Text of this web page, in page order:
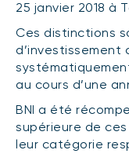
(FNB)
À propos des
FNB de
FNB durables
SOLUTIONS DE
Articles
Balados
Vidéos
Livres blancs
DOCUMENTS
Prospectus
Rapports
Aperçus de
25 janvier 2018 à
Ces distinctions
au cours d’une
BNI a été
supérieure de
leur catégorie